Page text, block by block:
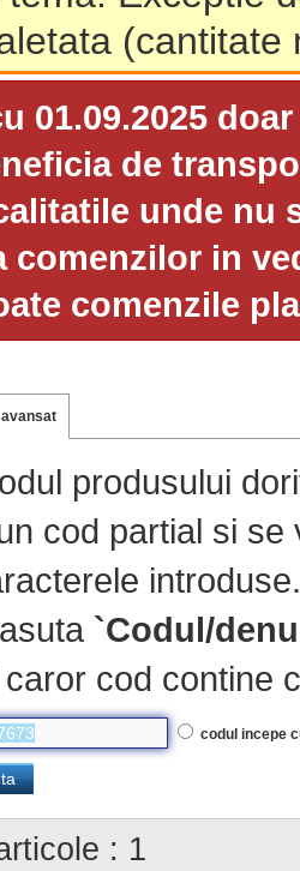
(cantitate
01.09.2025
de
unde nu
comenzilor in
comenzile
produsului
cod partial si
introduse.
`Codul/
cod contine
codul incepe
: 1